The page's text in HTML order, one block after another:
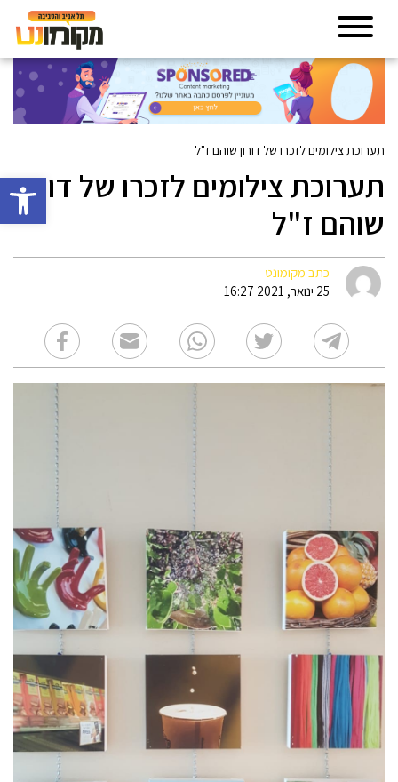
פתח
תערוכת צילומים לזכרו של דורון שוהם ז"ל
תערוכת צילומים לזכרו של דורון
שוהם ז"ל
כתב מקומונט
25 ינואר, 2021 16:27